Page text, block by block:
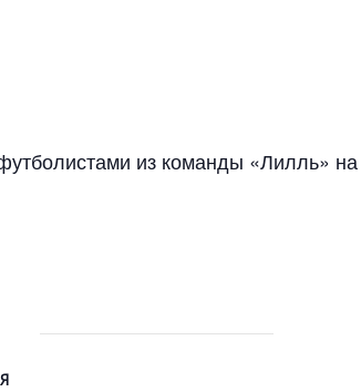
из команды «Лилль»